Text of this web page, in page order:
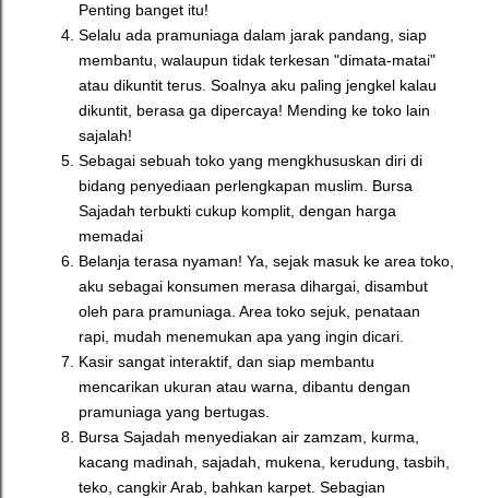
Penting banget itu!
Selalu ada pramuniaga dalam jarak pandang, siap
membantu, walaupun tidak terkesan "dimata-matai"
atau dikuntit terus. Soalnya aku paling jengkel kalau
dikuntit, berasa ga dipercaya! Mending ke toko lain
sajalah!
Sebagai sebuah toko yang mengkhususkan diri di
bidang penyediaan perlengkapan muslim. Bursa
Sajadah terbukti cukup komplit, dengan harga
memadai
Belanja terasa nyaman! Ya, sejak masuk ke area toko,
aku sebagai konsumen merasa dihargai, disambut
oleh para pramuniaga. Area toko sejuk, penataan
rapi, mudah menemukan apa yang ingin dicari.
Kasir sangat interaktif, dan siap membantu
mencarikan ukuran atau warna, dibantu dengan
pramuniaga yang bertugas.
Bursa Sajadah menyediakan air zamzam, kurma,
kacang madinah, sajadah, mukena, kerudung, tasbih,
teko, cangkir Arab, bahkan karpet. Sebagian